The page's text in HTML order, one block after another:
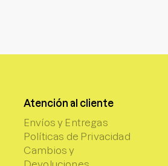
Atención al cliente
Envíos y Entregas
Políticas de Privacidad
Cambios y